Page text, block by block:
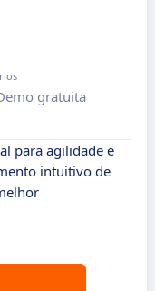
gratuita
para agilidade e
intuitivo de